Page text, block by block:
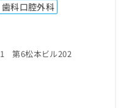
歯科口腔外科
第6松本ビル202